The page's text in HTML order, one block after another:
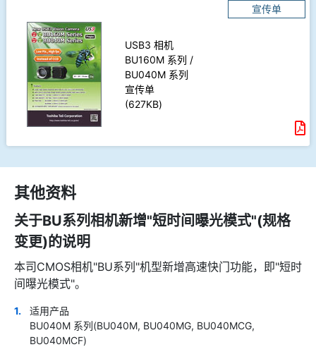
宣传单
USB3 相机
BU160M 系列 /
BU040M 系列
宣传单
(627KB)
其他资料
关于BU系列相机新增"短时间曝光模式"(规格
变更)的说明
本司CMOS相机"BU系列"机型新增高速快门功能，即"短时
间曝光模式"。
适用产品
BU040M 系列(BU040M, BU040MG, BU040MCG,
BU040MCF)